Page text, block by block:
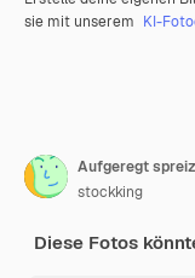
sie mit unserem KI-
stockking
Diese Fotos